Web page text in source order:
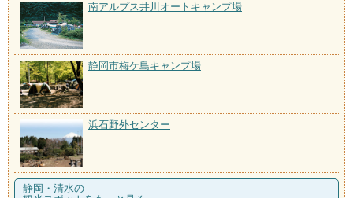
南アルプス井川オートキャンプ場
静岡市梅ケ島キャンプ場
浜石野外センター
静岡・清水の